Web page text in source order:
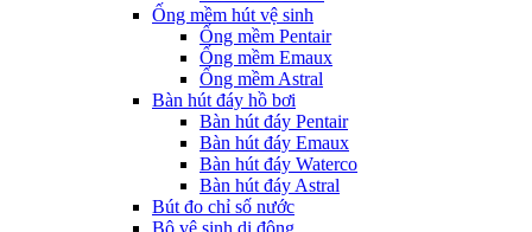
Ống mềm hút vệ sinh
Ống mềm Pentair
Ống mềm Emaux
Ống mềm Astral
Bàn hút đáy hồ bơi
Bàn hút đáy Pentair
Bàn hút đáy Emaux
Bàn hút đáy Waterco
Bàn hút đáy Astral
Bút đo chỉ số nước
Bộ vệ sinh di động